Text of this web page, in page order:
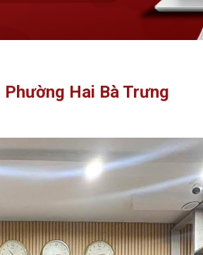
Hai Bà Trưng